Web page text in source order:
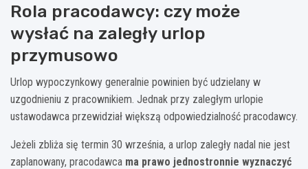
Rola pracodawcy: czy może
wysłać na zaległy urlop
przymusowo
Urlop wypoczynkowy generalnie powinien być udzielany w
uzgodnieniu z pracownikiem. Jednak przy zaległym urlopie
ustawodawca przewidział większą odpowiedzialność pracodawcy.
Jeżeli zbliża się termin 30 września, a urlop zaległy nadal nie jest
zaplanowany, pracodawca ma prawo jednostronnie wyznaczyć